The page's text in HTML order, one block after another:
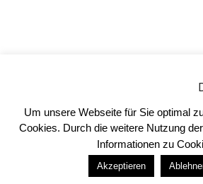
Um unsere Webseite für Sie optimal
Cookies. Durch die weitere Nutzung
Informationen zu
Akzeptieren